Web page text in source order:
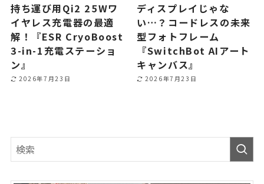
持ち運び用Qi2 25Wワ
イヤレス充電器の最適
解！『ESR CryoBoost
3-in-1充電ステーショ
ン』
2026年7月23日
ディスプレイじゃな
い…？コードレスの未来
型フォトフレーム
『SwitchBot AIアート
キャンバス』
2026年7月23日